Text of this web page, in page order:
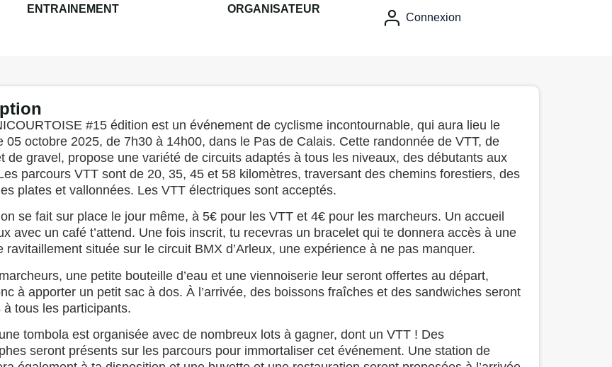
ENTRAINEMENT ORGANISATEUR
Connexion
#15 édition est un événement de cyclisme incontournable, qui aura lieu le
05 octobre 2025, de 7h30 à 14h00, dans le Pas de Calais. Cette randonnée de VTT, de
de gravel, propose une variété de circuits adaptés à tous les niveaux, des débutants aux
parcours VTT sont de 20, 35, 45 et 58 kilomètres, traversant des chemins forestiers, des
plates et vallonnées. Les VTT électriques sont acceptés.
se fait sur place le jour même, à 5€ pour les VTT et 4€ pour les marcheurs. Un accueil
avec un café t’attend. Une fois inscrit, tu recevras un bracelet qui te donnera accès à une
ravitaillement située sur le circuit BMX d’Arleux, une expérience à ne pas manquer.
une petite bouteille d’eau et une viennoiserie leur seront offertes au départ,
à apporter un petit sac à dos. À l’arrivée, des boissons fraîches et des sandwiches seront
à tous les participants.
tombola est organisée avec de nombreux lots à gagner, dont un VTT ! Des
seront présents sur les parcours pour immortaliser cet événement. Une station de